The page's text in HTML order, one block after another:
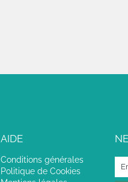
AIDE
Conditions générales
Politique de Cookies